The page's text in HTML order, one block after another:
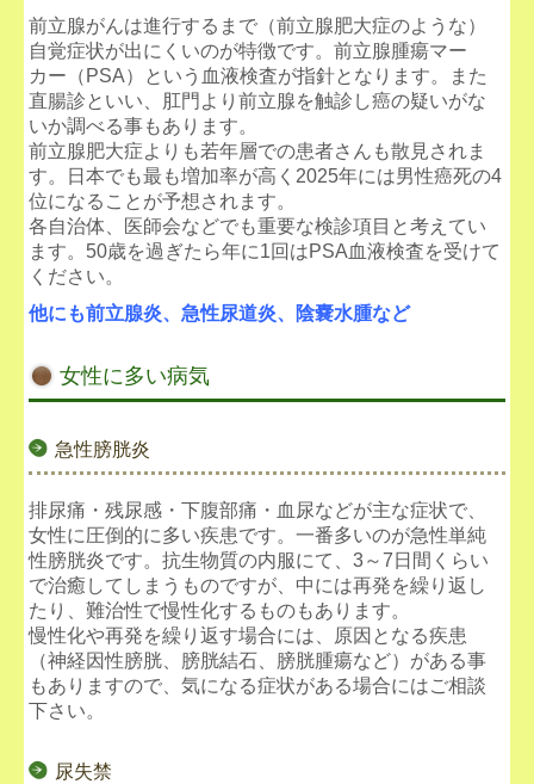
前立腺がんは進行するまで（前立腺肥大症のような）
自覚症状が出にくいのが特徴です。前立腺腫瘍マー
カー（PSA）という血液検査が指針となります。また
直腸診といい、肛門より前立腺を触診し癌の疑いがな
いか調べる事もあります。
前立腺肥大症よりも若年層での患者さんも散見されま
す。日本でも最も増加率が高く2025年には男性癌死の4
位になることが予想されます。
各自治体、医師会などでも重要な検診項目と考えてい
ます。50歳を過ぎたら年に1回はPSA血液検査を受けて
ください。
他にも前立腺炎、急性尿道炎、陰嚢水腫など
女性に多い病気
急性膀胱炎
排尿痛・残尿感・下腹部痛・血尿などが主な症状で、
女性に圧倒的に多い疾患です。一番多いのが急性単純
性膀胱炎です。抗生物質の内服にて、3～7日間くらい
で治癒してしまうものですが、中には再発を繰り返し
たり、難治性で慢性化するものもあります。
慢性化や再発を繰り返す場合には、原因となる疾患
（神経因性膀胱、膀胱結石、膀胱腫瘍など）がある事
もありますので、気になる症状がある場合にはご相談
下さい。
尿失禁